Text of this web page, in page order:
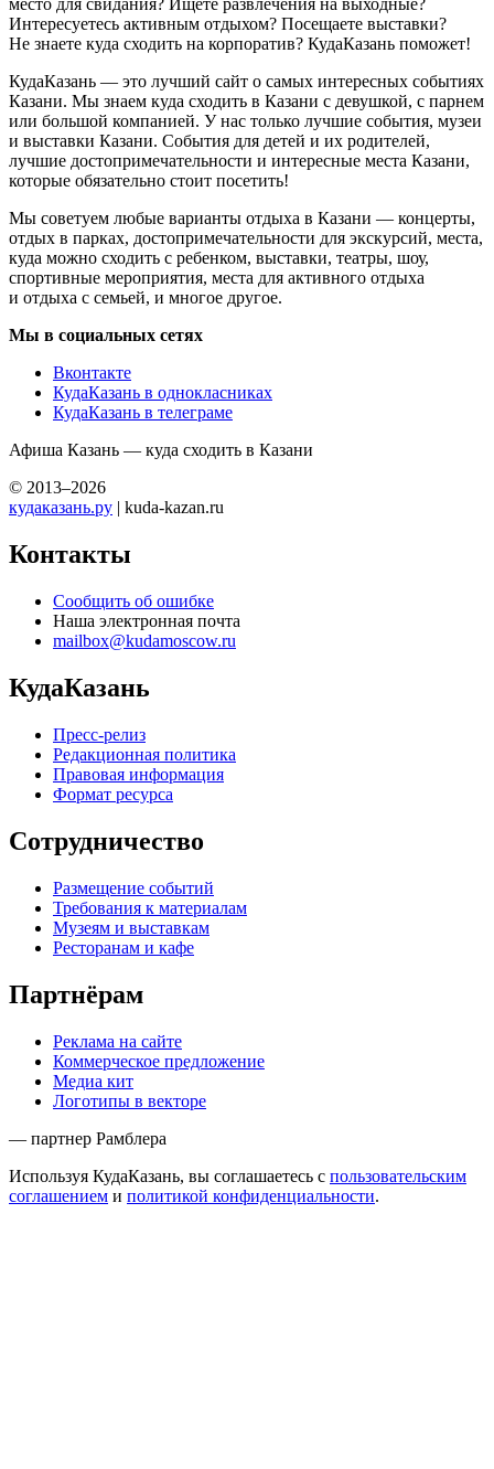
место для свидания? Ищете развлечения на выходные?
Интересуетесь активным отдыхом? Посещаете выставки?
Не знаете куда сходить на корпоратив? КудаКазань поможет!
КудаКазань — это лучший сайт о самых интересных событиях
Казани. Мы знаем куда сходить в Казани с девушкой, с парнем
или большой компанией. У нас только лучшие события, музеи
и выставки Казани. События для детей и их родителей,
лучшие достопримечательности и интересные места Казани,
которые обязательно стоит посетить!
Мы советуем любые варианты отдыха в Казани — концерты,
отдых в парках, достопримечательности для экскурсий, места,
куда можно сходить с ребенком, выставки, театры, шоу,
спортивные мероприятия, места для активного отдыха
и отдыха с семьей, и многое другое.
Мы в социальных сетях
Вконтакте
КудаКазань в однокласниках
КудаКазань в телеграме
Афиша Казань — куда сходить в Казани
© 2013–2026
кудаказань.ру | kuda-kazan.ru
Контакты
Сообщить об ошибке
Наша электронная почта
mailbox@kudamoscow.ru
КудаКазань
Пресс-релиз
Редакционная политика
Правовая информация
Формат ресурса
Сотрудничество
Размещение событий
Требования к материалам
Музеям и выставкам
Ресторанам и кафе
Партнёрам
Реклама на сайте
Коммерческое предложение
Медиа кит
Логотипы в векторе
— партнер Рамблера
Используя КудаКазань, вы соглашаетесь с пользовательским
соглашением и политикой конфиденциальности.